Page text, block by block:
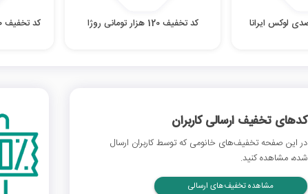
کد تخفیف 120 هزار تومانی روژا
کدهای تخفیف ارسالی کاربران
در این صفحه تخفیف‌های خانومی که توسط کاربران ارسال
شده، مشاهده کنید.
مشاهده تخفیف‌های ارسالی